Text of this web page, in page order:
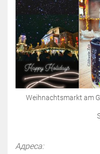
Weihnachtsmarkt am
Адреса: